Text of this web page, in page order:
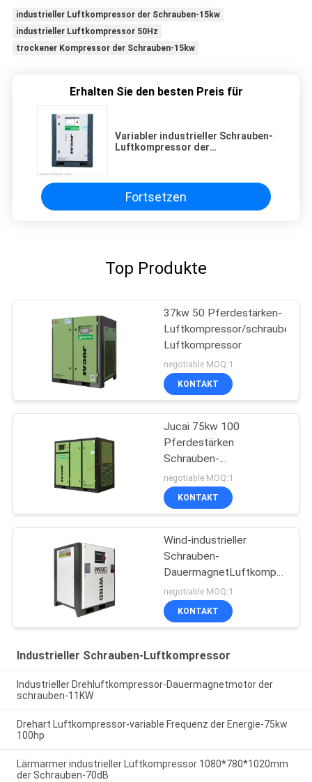
industrieller Luftkompressor der Schrauben-15kw
industrieller Luftkompressor 50Hz
trockener Kompressor der Schrauben-15kw
Erhalten Sie den besten Preis für
Variabler industrieller Schrauben-
Luftkompressor der
Fortsetzen
Top Produkte
37kw 50 Pferdestärken-
Luftkompressor/
Luftkompressor
negotiable MOQ:1
KONTAKT
Jucai 75kw 100
Pferdestärken
Schrauben-
Luftkompressor-variable
Frequenz-
negotiable MOQ:1
KONTAKT
Wind-industrieller
Schrauben-
DauermagnetLuftkompressor
7.5kw 10hp
negotiable MOQ:1
KONTAKT
Industrieller Schrauben-Luftkompressor
Industrieller Drehluftkompressor-Dauermagnetmotor der
schrauben-11KW
Drehart Luftkompressor-variable Frequenz der Energie-75kw
100hp
Lärmarmer industrieller Luftkompressor 1080*780*1020mm
der Schrauben-70dB